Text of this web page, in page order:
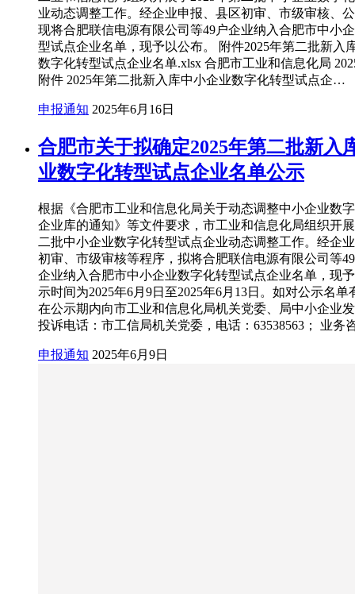
业动态调整工作。经企业申报、县区初审、市级审核、
现将合肥联信电源有限公司等49户企业纳入合肥市中小
型试点企业名单，现予以公布。 附件2025年第二批新入
数字化转型试点企业名单.xlsx 合肥市工业和信息化局
附件 2025年第二批新入库中小企业数字化转型试点企…
申报通知 2025年6月16日
合肥市关于拟确定2025年第二批新入
业数字化转型试点企业名单公示
根据《合肥市工业和信息化局关于动态调整中小企业数
企业库的通知》等文件要求，市工业和信息化局组织开
二批中小企业数字化转型试点企业动态调整工作。经企
初审、市级审核等程序，拟将合肥联信电源有限公司等
企业纳入合肥市中小企业数字化转型试点企业名单，现
示时间为2025年6月9日至2025年6月13日。如对公示名单
在公示期内向市工业和信息化局机关党委、局中小企业
投诉电话：市工信局机关党委，电话：63538563； 业务
申报通知 2025年6月9日